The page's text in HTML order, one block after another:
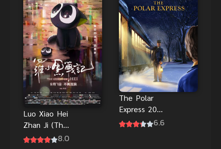
Luo Xiao Hei
Zhan Ji (The
Legend of8.0
The Polar
Express 2004
เดอะโพลาร์6.6